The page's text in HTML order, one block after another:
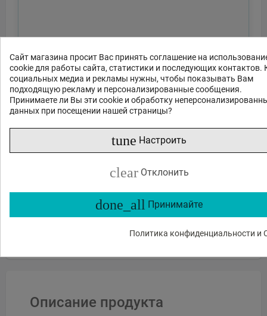
Сайт магазина просит Вас принять соглашение на
cookie для работы сайта, статистики и последующих контактов.
социальных медиа и рекламы нужны, чтобы показывать Вам
подходящую рекламу и персонализированные сообщения.
Принимаете ли Вы эти cookie и обработку
данных при посещении нашей страницы?
tune Настроить
clear Отклонить
done_all Принимайте
Политика конфиденциальности и
Есть в наличии? Акции и скидки?
Описание продукта